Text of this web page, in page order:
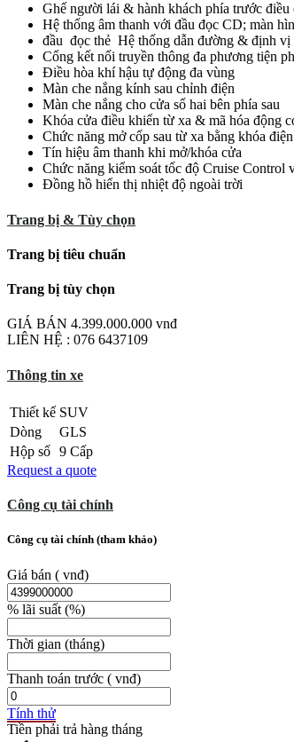
Ghế người lái & hành khách phía trước
Hệ thống âm thanh với đầu đọc CD; màn
đầu đọc thẻ Hệ thống dẫn đường & định vị
Cổng kết nối truyền thông đa phương tiện
Điều hòa khí hậu tự động đa vùng
Màn che nắng kính sau chỉnh điện
Màn che nắng cho cửa sổ hai bên phía sau
Khóa cửa điều khiển từ xa & mã hóa động
Chức năng mở cốp sau từ xa bằng khóa
Tín hiệu âm thanh khi mở/khóa cửa
Chức năng kiểm soát tốc độ Cruise
Đồng hồ hiển thị nhiệt độ ngoài trời
Trang bị & Tùy chọn
Trang bị tiêu chuẩn
Trang bị tùy chọn
GIÁ BÁN 4.399.000.000 vnđ
LIÊN HỆ : 076 6437109
Thông tin xe
Thiết kế SUV
Dòng
GLS
Hộp số 9 Cấp
Request a quote
Công cụ tài chính
Công cụ tài chính (tham khảo)
Giá bán ( vnđ)
% lãi suất (%)
Thời gian (tháng)
Thanh toán trước ( vnđ)
Tính thử
Tiền phải trả hàng tháng